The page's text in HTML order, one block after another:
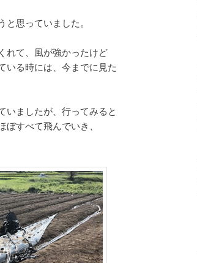
思っていました。
れて、風が強かったけど
いる時には、今までに見た
いましたが、行ってみると
すべて飛んでいき、